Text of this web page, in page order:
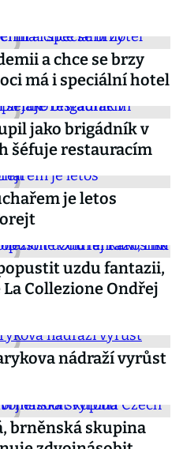
a chce se brzy
má i speciální hotel
jako brigádník v
šéfuje restauracím
je letos
uzdu fantazii,
Collezione Ondřej
nádraží vyrůst
brněnská skupina